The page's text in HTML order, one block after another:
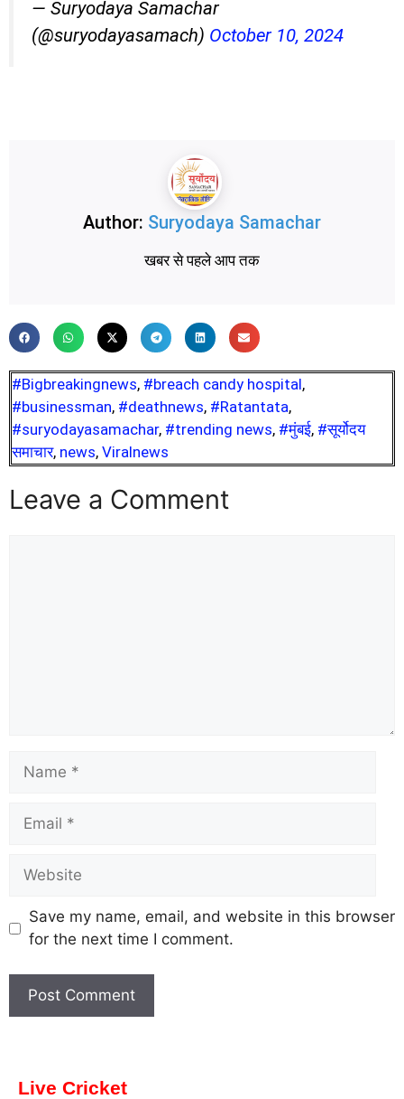
— Suryodaya Samachar
(@suryodayasamach) October 10, 2024
Author: Suryodaya Samachar
खबर से पहले आप तक
#Bigbreakingnews, #breach candy hospital,
#businessman, #deathnews, #Ratantata,
#suryodayasamachar, #trending news, #मुंबई, #सूर्योदय
समाचार, news, Viralnews
Leave a Comment
Save my name, email, and website in this browser
for the next time I comment.
Live Cricket